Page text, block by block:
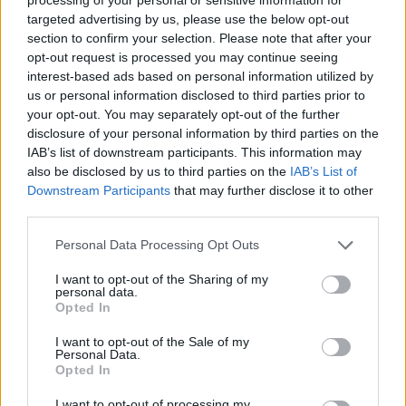
targeted advertising by us, please use the below opt-out
section to confirm your selection. Please note that after your
opt-out request is processed you may continue seeing
interest-based ads based on personal information utilized by
us or personal information disclosed to third parties prior to
your opt-out. You may separately opt-out of the further
disclosure of your personal information by third parties on the
IAB’s list of downstream participants. This information may
also be disclosed by us to third parties on the IAB’s List of
Downstream Participants that may further disclose it to other
Personal Data Processing Opt Outs
I want to opt-out of the Sharing of my
personal data.
Opted In
I want to opt-out of the Sale of my
Personal Data.
Opted In
jadernou bezpečnost obyvatelstva?
15.1.2001
Dosti mě překvapilo, jak značně neurčitý je ve skutečnosti vztah
veřejnoprávní televize a státu. Takový stav by se mohl velice
osudově odrazit v přesnosti informování obyvatelstva o důležitých
rozhodnutích státních orgánů při vnějším ohrožení státu,
popřípadě při průmyslových haváriích nebo živelných
katastrofách. Velice důležitou a citlivou záležitostí je varování
obyvatelstva při poruchách v jaderných elektrárnách, jejichž dopad
by se mohl projevit třeba i v okolních státech. Samozřejmě televize
představuje jen část společenských informačních systémů. Patří
však k těm nejvýznamnějším a nejnázornějším metodám sdělování
roste optimismus, neznalost zůstává
9.1.2001
Nízká "ekogramotnost" široké veřejnosti, okrajovost problematiky
životního prostředí v agendě rozhodujících politických subjektů a
vnímání environmentálních ohledů jako ohrožení ekonomického
rozvoje, to jsou některé ze závěrů Analýzy připravenosti ČR na
implementaci (tj. reálné uplatnění) norem
životního prostředí. Pro Evropskou komisitento projekt